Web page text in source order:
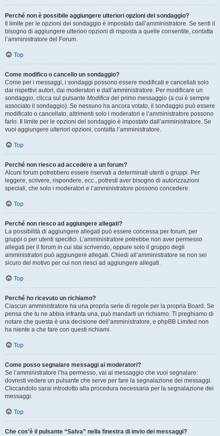
Perché non è possibile aggiungere ulteriori opzioni del sondaggio?
Il limite per le opzioni del sondaggio è impostato dall’amministratore. Se senti il
bisogno di aggiungere ulteriori opzioni di risposta a quelle consentite, contatta
l’amministratore del Forum.
Top
Come modifico o cancello un sondaggio?
Come per i messaggi, i sondaggi possono essere modificati e cancellati solo
dai rispettivi autori, dai moderatori e dall’amministratore. Per modificare un
sondaggio, clicca sul pulsante Modifica del primo messaggio (a cui è sempre
associato il sondaggio). Se nessuno ha ancora votato, il sondaggio può essere
modificato o cancellato, altrimenti solo i moderatori e l’amministratore possono
farlo. Il limite per le opzioni del sondaggio è impostato dall’amministratore. Se
vuoi aggiungere ulteriori opzioni, contatta l’amministratore.
Top
Perché non riesco ad accedere a un forum?
Alcuni forum potrebbero essere riservati a determinati utenti o gruppi. Per
leggere, scrivere, rispondere, ecc., potresti aver bisogno di autorizzazioni
speciali, che solo i moderatori e l’amministratore possono concedere.
Top
Perché non riesco ad aggiungere allegati?
La possibilità di aggiungere allegati può essere concessa per forum, per
gruppi o per utenti specifici. L’amministratore potrebbe non aver permesso
allegati per il forum in cui stai scrivendo, oppure solo il gruppo degli
amministratori può aggiungere allegati. Chiedi all’amministratore se non sei
sicuro del motivo per cui non riesci ad aggiungere allegati.
Top
Perché ho ricevuto un richiamo?
Ciascun amministratore ha una propria serie di regole per la propria Board. Se
pensa che tu ne abbia infranta una, può mandarti un richiamo. Ti preghiamo di
notare che questa è una decisione dell’amministratore, e phpBB Limited non
ha niente a che fare con questi richiami.
Top
Come posso segnalare messaggi ai moderatori?
Se l’amministratore l’ha permesso, vai al messaggio che vuoi segnalare:
dovresti vedere un pulsante che serve per fare la segnalazione dei messaggi.
Cliccandolo sarai introdotto alla procedura necessaria per la segnalazione dei
messaggi.
Top
Che cos’è il pulsante “Salva” nella finestra di invio dei messaggi?